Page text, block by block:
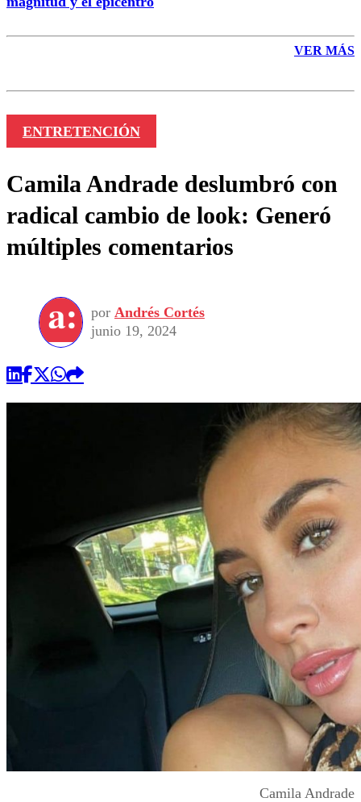
VER MÁS
ENTRETENCIÓN
Camila Andrade deslumbró con
radical cambio de look: Generó
múltiples comentarios
por Andrés Cortés
junio 19, 2024
Camila Andrade